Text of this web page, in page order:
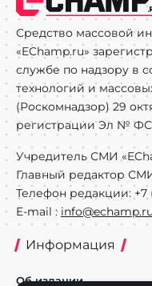
Средство массовой
«EChamp.ru»
службе по надзору в
технологий и
(Роскомнадзор) 29
регистрации Эл №
Учредитель СМИ
Главный редактор
Телефон редакции: +7
E-mail : info@echamp.ru
Информация
Об издании